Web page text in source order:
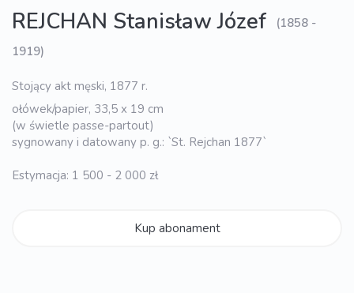
REJCHAN Stanisław Józef
(1858 -
1919)
Stojący akt męski, 1877 r.
ołówek/papier, 33,5 x 19 cm
(w świetle passe-partout)
sygnowany i datowany p. g.: `St. Rejchan 1877`
Estymacja: 1 500 - 2 000 zł
Kup abonament